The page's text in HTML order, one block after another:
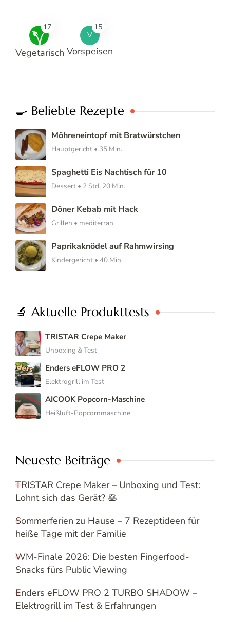
17
Vegetarisch
V
15
Vorspeisen
🍳 Beliebte Rezepte
Möhreneintopf mit Bratwürstchen
Hauptgericht • 35 Min.
Spaghetti Eis Nachtisch für 10
Dessert • 2 Std. 20 Min.
Döner Kebab mit Hack
Grillen • mediterran
Paprikaknödel auf Rahmwirsing
Kindergericht • 40 Min.
🔬 Aktuelle Produkttests
TRISTAR Crepe Maker
Unboxing & Test
Enders eFLOW PRO 2
Elektrogrill im Test
AICOOK Popcorn-Maschine
Heißluft-Popcornmaschine
Neueste Beiträge
TRISTAR Crepe Maker – Unboxing und Test:
Lohnt sich das Gerät? 🥞
Sommerferien zu Hause – 7 Rezeptideen für
heiße Tage mit der Familie
WM-Finale 2026: Die besten Fingerfood-
Snacks fürs Public Viewing
Enders eFLOW PRO 2 TURBO SHADOW –
Elektrogrill im Test & Erfahrungen